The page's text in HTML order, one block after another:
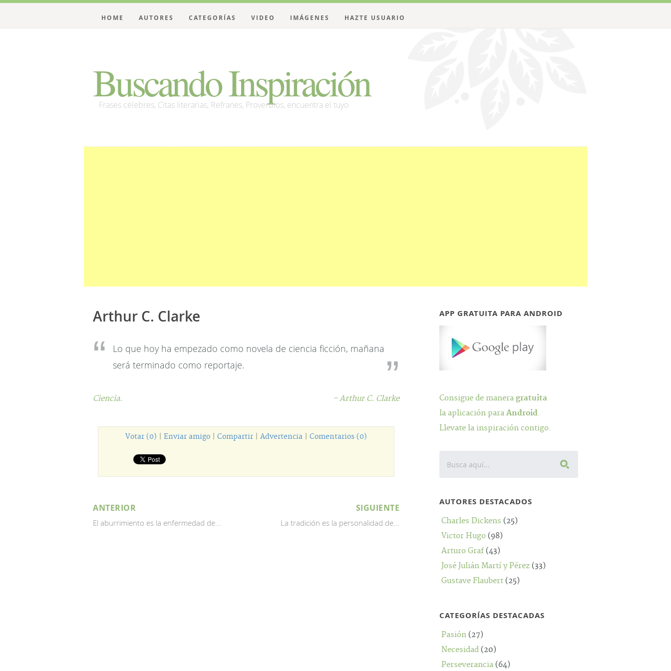
Buscando Inspiración
Frases célebres, Citas literarias, Refranes, Proverbios, encuentra el tuyo
HOME AUTORES CATEGORÍAS VIDEO IMÁGENES HAZTE USUARIO
Arthur C. Clarke
Lo que hoy ha empezado como novela de ciencia ficción, mañana
será terminado como reportaje.
Ciencia. - Arthur C. Clarke
Votar (0) Enviar amigo Compartir Advertencia Comentarios (0)
ANTERIOR
El aburrimiento es la enfermedad de...
SIGUIENTE
La tradición es la personalidad de...
APP GRATUITA PARA ANDROID
Consigue de maneragratuita
la aplicación paraAndroid.
Llevate la inspiración contigo.
AUTORES DESTACADOS
Charles Dickens (25)
Victor Hugo (98)
Arturo Graf(43)
José Julián Martí y Pérez (33)
Gustave Flaubert (25)
CATEGORÍAS DESTACADAS
Pasión (27)
Necesidad (20)
Perseverancia (64)